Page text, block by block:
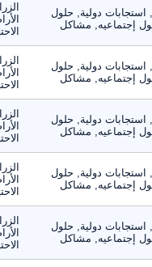
استجابات دولية, حلول
إجتماعيه, مشاكل
استجابات دولية, حلول
إجتماعيه, مشاكل
استجابات دولية, حلول
إجتماعيه, مشاكل
استجابات دولية, حلول
إجتماعيه, مشاكل
استجابات دولية, حلول
إجتماعيه, مشاكل